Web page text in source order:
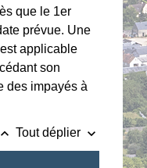
que le 1er
prévue. Une
applicable
son
des impayés à
keyboard_arrow_up Tout déplier keyboard_arrow_down